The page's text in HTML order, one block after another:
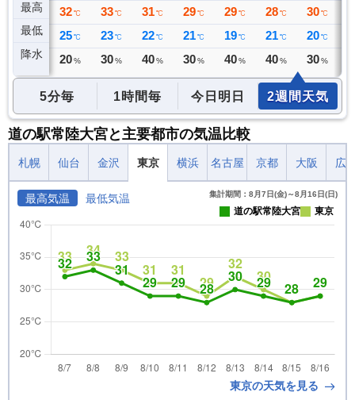
最高
最低
降水
31 ℃
22 ℃
2 ミリ
32 ℃
25 ℃
20 %
33 ℃
23 ℃
30 %
31 ℃
22 ℃
40 %
29 ℃
21 ℃
30 %
29 ℃
19 ℃
40 %
28 ℃
21 ℃
40 %
30 ℃
20 ℃
30 %
5分毎 1時間毎 今日明日 2週間天気
道の駅常陸大宮と主要都市の気温比較
札幌 仙台 金沢 東京 横浜 名古屋 京都 大阪 広
最高気温 最低気温 集計期間：8月7日(金)～8月16日(日)
道の駅常陸大宮 東京
東京の天気を見る